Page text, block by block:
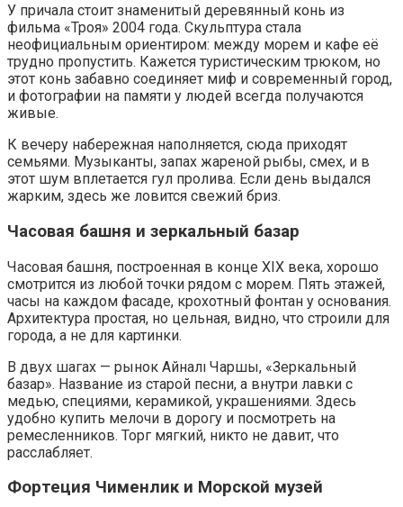
У причала стоит знаменитый деревянный конь из
фильма «Троя» 2004 года. Скульптура стала
неофициальным ориентиром: между морем и кафе её
трудно пропустить. Кажется туристическим трюком, но
этот конь забавно соединяет миф и современный город,
и фотографии на памяти у людей всегда получаются
живые.
К вечеру набережная наполняется, сюда приходят
семьями. Музыканты, запах жареной рыбы, смех, и в
этот шум вплетается гул пролива. Если день выдался
жарким, здесь же ловится свежий бриз.
Часовая башня и зеркальный базар
Часовая башня, построенная в конце XIX века, хорошо
смотрится из любой точки рядом с морем. Пять этажей,
часы на каждом фасаде, крохотный фонтан у основания.
Архитектура простая, но цельная, видно, что строили для
города, а не для картинки.
В двух шагах — рынок Айналı Чаршы, «Зеркальный
базар». Название из старой песни, а внутри лавки с
медью, специями, керамикой, украшениями. Здесь
удобно купить мелочи в дорогу и посмотреть на
ремесленников. Торг мягкий, никто не давит, что
расслабляет.
Фортеция Чименлик и Морской музей